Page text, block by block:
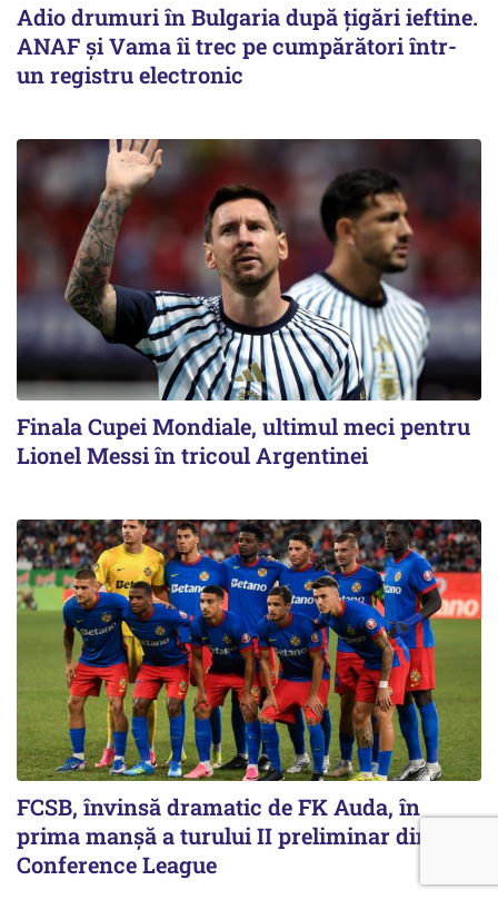
Adio drumuri în Bulgaria după țigări ieftine.
ANAF și Vama îi trec pe cumpărători într-
un registru electronic
Finala Cupei Mondiale, ultimul meci pentru
Lionel Messi în tricoul Argentinei
FCSB, învinsă dramatic de FK Auda, în
prima manșă a turului II preliminar din
Conference League